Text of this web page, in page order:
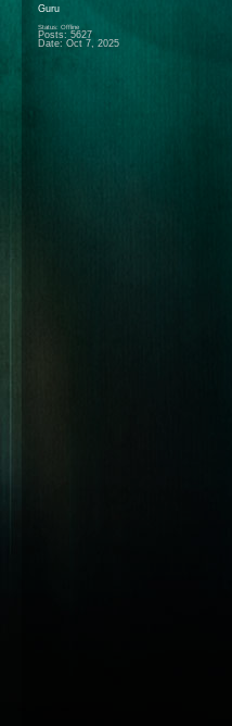
Guru
Status: Offline
Posts: 5627
Date: Oct 7, 2025